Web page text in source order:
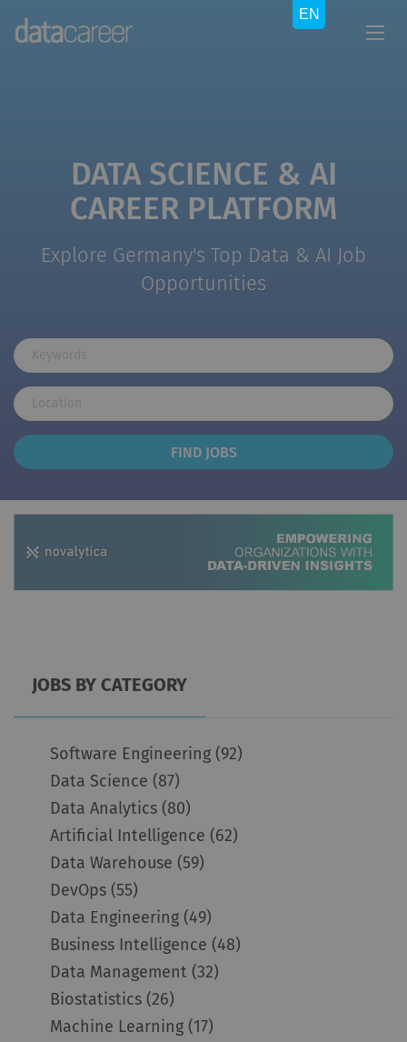
DATA SCIENCE & AI
CAREER PLATFORM
Explore Germany's Top Data & AI Job
Opportunities
Keywords
Location
Find
Jobs
FIND JOBS
JOBS BY CATEGORY
Software Engineering (92)
Data Science (87)
Data Analytics (80)
Artificial Intelligence (62)
Data Warehouse (59)
DevOps (55)
Data Engineering (49)
Business Intelligence (48)
Data Management (32)
Biostatistics (26)
Machine Learning (17)